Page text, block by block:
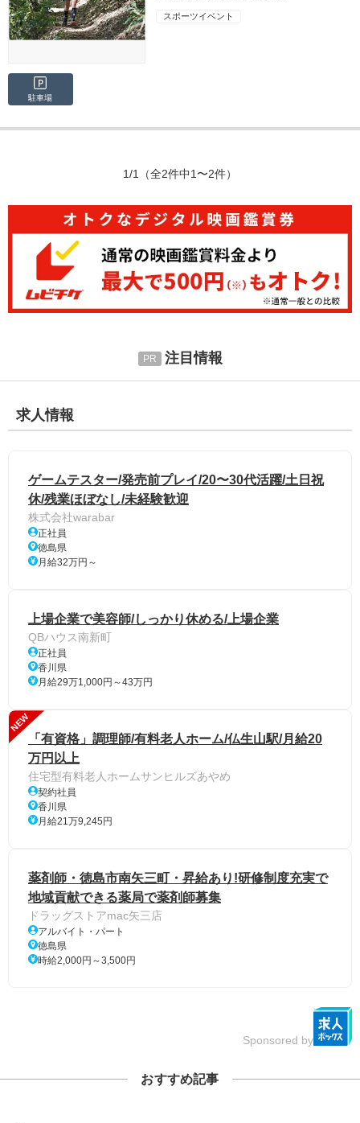
スポーツイベント
駐車場
1/1 （全2件中1〜2件）
注目情報
求人情報
ゲームテスター/発売前プレイ/20〜30代活躍/土日祝
休/残業ほぼなし/未経験歓迎
株式会社warabar
正社員
徳島県
月給32万円～
上場企業で美容師/しっかり休める/上場企業
QBハウス南新町
正社員
香川県
月給29万1,000円～43万円
NEW
「有資格」調理師/有料老人ホーム/仏生山駅/月給20
万円以上
住宅型有料老人ホームサンヒルズあやめ
契約社員
香川県
月給21万9,245円
薬剤師・徳島市南矢三町・昇給あり!研修制度充実で
地域貢献できる薬局で薬剤師募集
ドラッグストアmac矢三店
アルバイト・パート
徳島県
時給2,000円～3,500円
Sponsored by
おすすめ記事